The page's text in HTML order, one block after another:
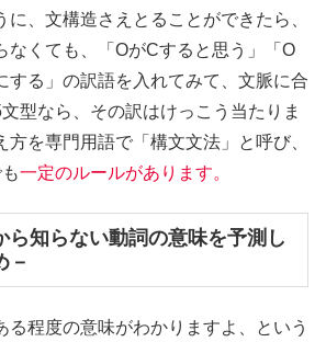
に、文構造さえとることができたら、
なくても、「OがCすると思う」「O
する」の訳語を入れてみて、文脈に合
型なら、その訳はけっこう当たりま
方を専門用語で「構文文法」と呼び、
一定のルールがあります。
ら知らない動詞の意味を予測し
－
る程度の意味がわかりますよ、という